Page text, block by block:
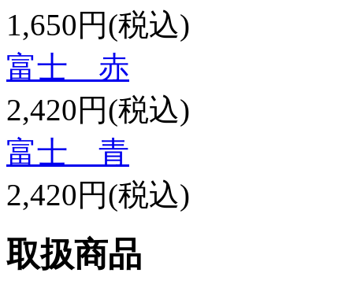
1,650円(税込)
富士 赤
2,420円(税込)
富士 青
2,420円(税込)
取扱商品